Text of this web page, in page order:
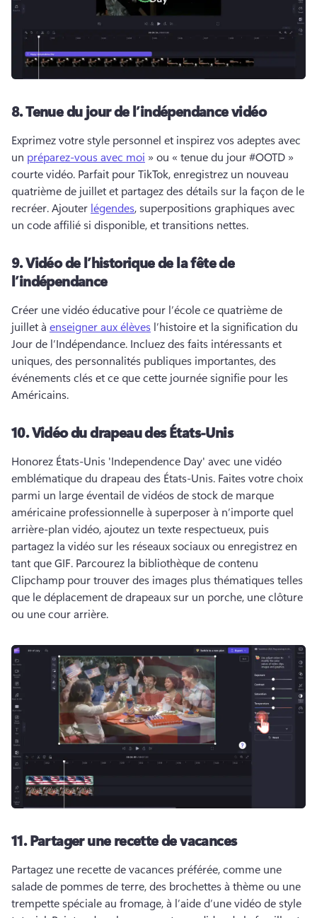
8.Tenue du jour de l’indépendance vidéo
Exprimez votre style personnel et inspirez vos adeptes avec
un préparez-vous avec moi » ou « tenue du jour #OOTD »
courte vidéo. Parfait pour TikTok, enregistrez un nouveau
quatrième de juillet et partagez des détails sur la façon de le
recréer. Ajouter légendes, superpositions graphiques avec
un code affilié si disponible, et transitions nettes.
9.Vidéo de l’historique de la fête de
l’indépendance
Créer une vidéo éducative pour l’école ce quatrième de
juillet à enseigner aux élèves l’histoire et la signification du
Jour de l’Indépendance. Incluez des faits intéressants et
uniques, des personnalités publiques importantes, des
événements clés et ce que cette journée signifie pour les
Américains.
10.Vidéo du drapeau des États-Unis
Honorez États-Unis 'Independence Day' avec une vidéo
emblématique du drapeau des États-Unis. Faites votre choix
parmi un large éventail de vidéos de stock de marque
américaine professionnelle à superposer à n’importe quel
arrière-plan vidéo, ajoutez un texte respectueux, puis
partagez la vidéo sur les réseaux sociaux ou enregistrez en
tant que GIF. Parcourez la bibliothèque de contenu
Clipchamp pour trouver des images plus thématiques telles
que le déplacement de drapeaux sur un porche, une clôture
ou une cour arrière.
11.Partager une recette de vacances
Partagez une recette de vacances préférée, comme une
salade de pommes de terre, des brochettes à thème ou une
trempette spéciale au fromage, à l’aide d’une vidéo de style